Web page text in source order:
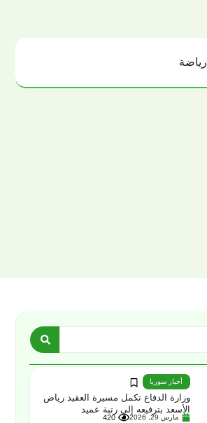
رياضة
أخبار سوريا
وزارة الدفاع تكمل مسيرة العقيد رياض
الأسعد بترفيعه إلى رتبة عميد
مارس 29, 2026 420